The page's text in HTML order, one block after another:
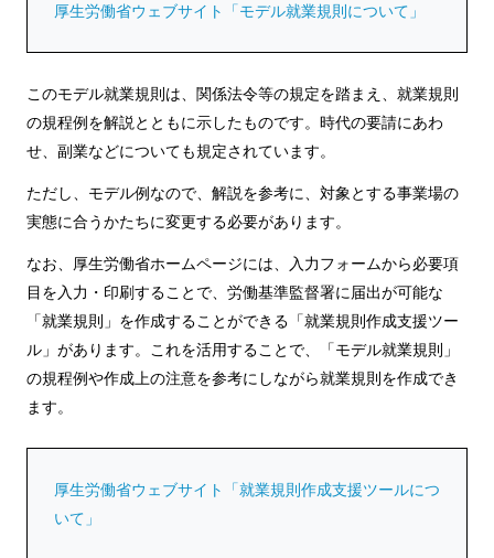
厚生労働省ウェブサイト「モデル就業規則について」
このモデル就業規則は、関係法令等の規定を踏まえ、就業規則
の規程例を解説とともに示したものです。時代の要請にあわ
せ、副業などについても規定されています。
ただし、モデル例なので、解説を参考に、対象とする事業場の
実態に合うかたちに変更する必要があります。
なお、厚生労働省ホームページには、入力フォームから必要項
目を入力・印刷することで、労働基準監督署に届出が可能な
「就業規則」を作成することができる「就業規則作成支援ツー
ル」があります。これを活用することで、「モデル就業規則」
の規程例や作成上の注意を参考にしながら就業規則を作成でき
ます。
厚生労働省ウェブサイト「就業規則作成支援ツールにつ
いて」